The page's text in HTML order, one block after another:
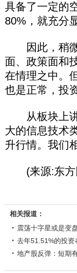
具备了一定的
80%，就充分
因此，稍微
面、政策面和
在情理之中。
也是正常，投
从板块上讲
大的信息技术
升行情。我们
(来源:东方
相关报道：
震荡十字星或是变
去年51.51%的投资
地产股反弹：短期